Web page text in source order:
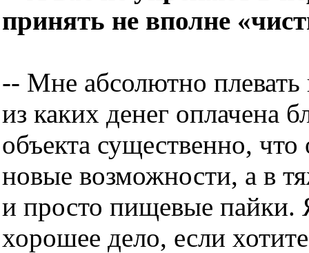
принять не вполне
-- Мне абсолютно
из каких денег оплачена
объекта существенно,
новые возможности, а в
и просто пищевые пайки.
хорошее дело, если